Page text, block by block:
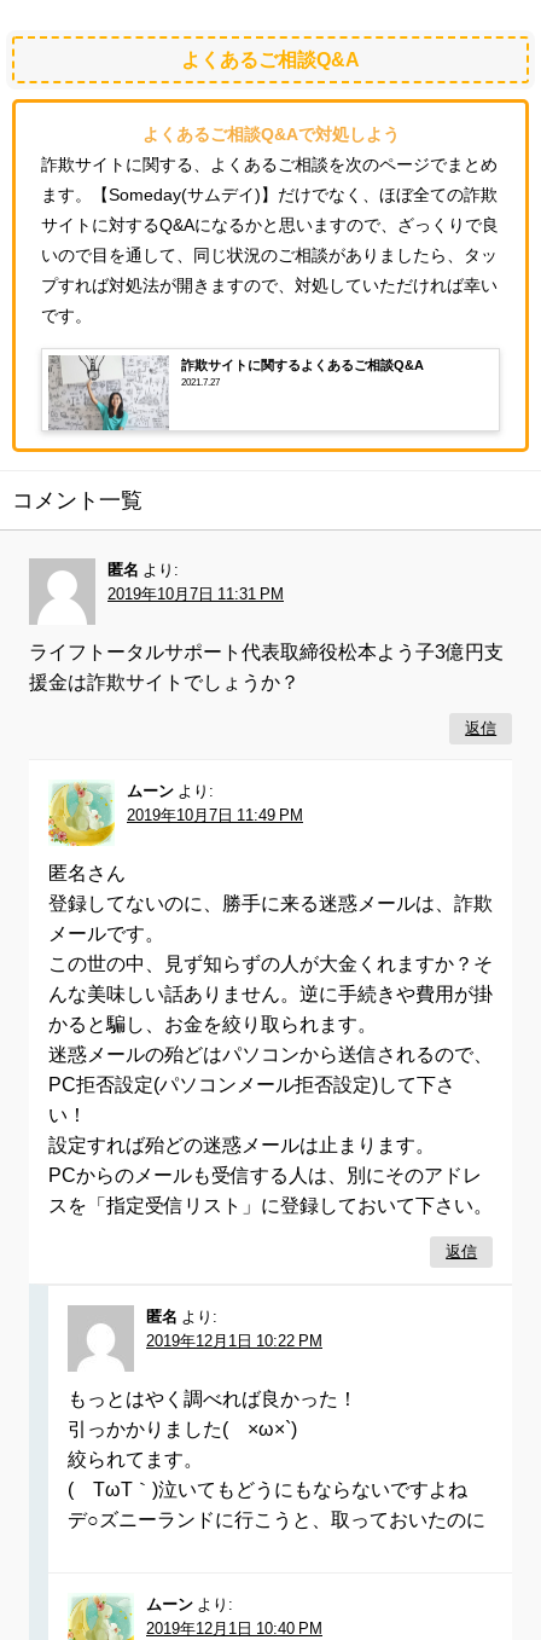
よくあるご相談Q&A
よくあるご相談Q&Aで対処しよう
詐欺サイトに関する、よくあるご相談を次のページでまとめ
ます。【Someday(サムデイ)】だけでなく、ほぼ全ての詐欺
サイトに対するQ&Aになるかと思いますので、ざっくりで良
いので目を通して、同じ状況のご相談がありましたら、タッ
プすれば対処法が開きますので、対処していただければ幸い
です。
詐欺サイトに関するよくあるご相談Q&A
2021.7.27
コメント一覧
匿名 より:
2019年10月7日 11:31 PM
ライフトータルサポート代表取締役松本よう子3億円支
援金は詐欺サイトでしょうか？
返信
ムーン より:
2019年10月7日 11:49 PM
匿名さん
登録してないのに、勝手に来る迷惑メールは、詐欺
メールです。
この世の中、見ず知らずの人が大金くれますか？そ
んな美味しい話ありません。逆に手続きや費用が掛
かると騙し、お金を絞り取られます。
迷惑メールの殆どはパソコンから送信されるので、
PC拒否設定(パソコンメール拒否設定)して下さ
い！
設定すれば殆どの迷惑メールは止まります。
PCからのメールも受信する人は、別にそのアドレ
スを「指定受信リスト」に登録しておいて下さい。
返信
匿名 より:
2019年12月1日 10:22 PM
もっとはやく調べれば良かった！
引っかかりました(´×ω×`)
絞られてます。
(´TωT｀)泣いてもどうにもならないですよね
デ○ズニーランドに行こうと、取っておいたのに
ムーン より:
2019年12月1日 10:40 PM